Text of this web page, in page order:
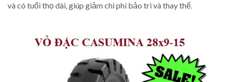
và có tuổi thọ dài, giúp giảm chi phí bảo trì và thay thế.